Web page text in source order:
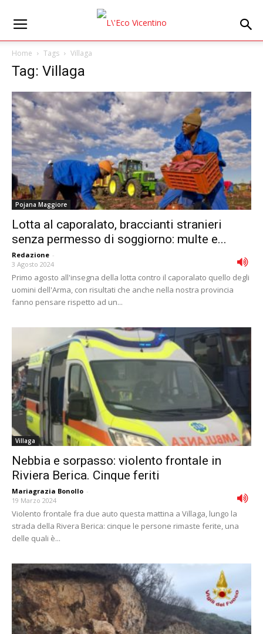
Home Tags Villaga
Tag: Villaga
Pojana Maggiore
Lotta al caporalato, braccianti stranieri
senza permesso di soggiorno: multe e...
Redazione -
3 Agosto 2024
Primo agosto all'insegna della lotta contro il caporalato quello degli
uomini dell'Arma, con risultati che anche nella nostra provincia
fanno pensare rispetto ad un...
Villaga
Nebbia e sorpasso: violento frontale in
Riviera Berica. Cinque feriti
Mariagrazia Bonollo -
19 Marzo 2024
Violento frontale fra due auto questa mattina a Villaga, lungo la
strada della Rivera Berica: cinque le persone rimaste ferite, una
delle quali è...